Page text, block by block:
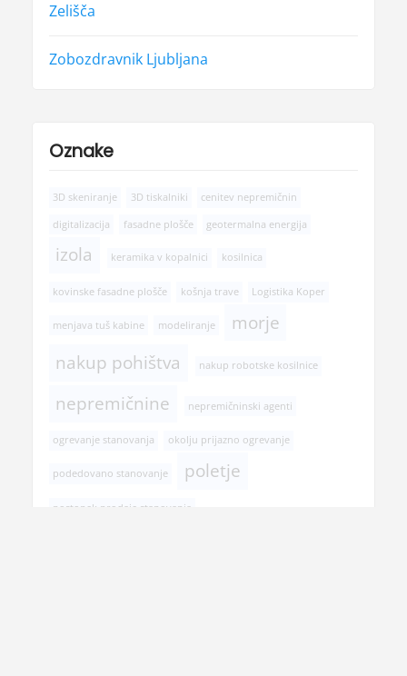
Zelišča
Zobozdravnik Ljubljana
Oznake
3D skeniranje 3D tiskalniki cenitev nepremičnin
digitalizacija fasadne plošče geotermalna energija
izola keramika v kopalnici kosilnica
kovinske fasadne plošče košnja trave Logistika Koper
menjava tuš kabine modeliranje
morje
nakup pohištva
nakup robotske kosilnice
nepremičnine nepremičninski agenti
ogrevanje stanovanja okolju prijazno ogrevanje
podedovano stanovanje poletje
postopek prodaje stanovanja